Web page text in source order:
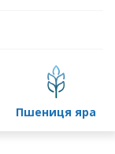
пшениця яра